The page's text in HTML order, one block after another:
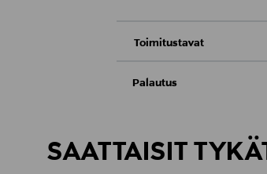
Toimitustavat
Kotiinkuljetus
Palautus
LUE TARKEMMAT
SAATTAISIT